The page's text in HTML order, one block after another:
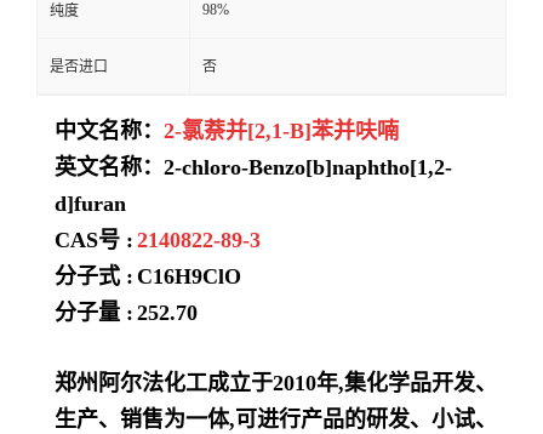
纯度 98%
是否进口 否
中文名称： 2-氯萘并[2,1-B]苯并呋喃
英文名称：2-chloro-Benzo[b]naphtho[1,2-
d]furan
CAS号 : 2140822-89-3
分子式 : C16H9ClO
分子量 : 252.70
郑州阿尔法化工成立于2010年,集化学品开发、
生产、销售为一体,可进行产品的研发、小试、